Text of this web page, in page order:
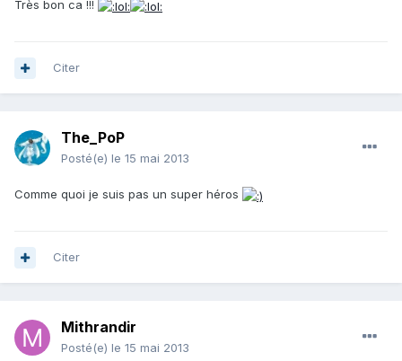
Très bon ca !!!
Citer
The_PoP
Posté(e) le 15 mai 2013
Comme quoi je suis pas un super héros
Citer
Mithrandir
Posté(e) le 15 mai 2013